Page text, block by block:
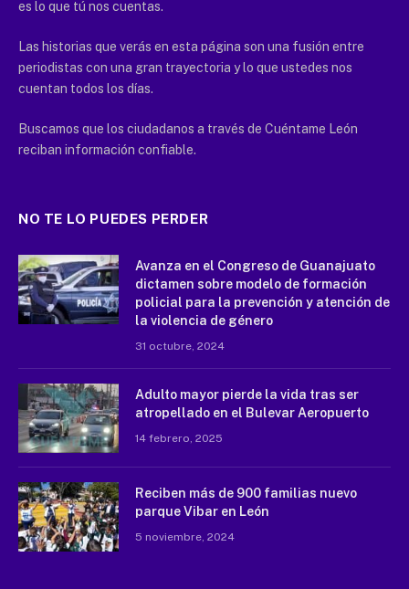
es lo que tú nos cuentas.
Las historias que verás en esta página son una fusión entre
periodistas con una gran trayectoria y lo que ustedes nos
cuentan todos los días.
Buscamos que los ciudadanos a través de Cuéntame León
reciban información confiable.
NO TE LO PUEDES PERDER
Avanza en el Congreso de Guanajuato
dictamen sobre modelo de formación
policial para la prevención y atención de
la violencia de género
31 octubre, 2024
Adulto mayor pierde la vida tras ser
atropellado en el Bulevar Aeropuerto
14 febrero, 2025
Reciben más de 900 familias nuevo
parque Vibar en León
5 noviembre, 2024